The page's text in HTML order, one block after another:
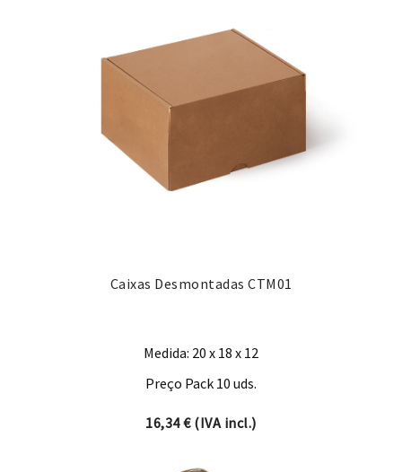
Caixas Desmontadas CTM01
Medida: 20 x 18 x 12
Preço Pack 10 uds.
16,34€(IVA incl.)